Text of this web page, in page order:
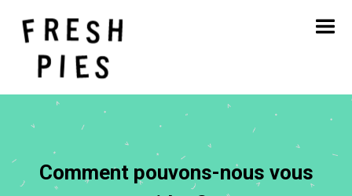
Accueil
A propos de
Ce que nous faisons
Notre travail
Comment pouvons-nous vous